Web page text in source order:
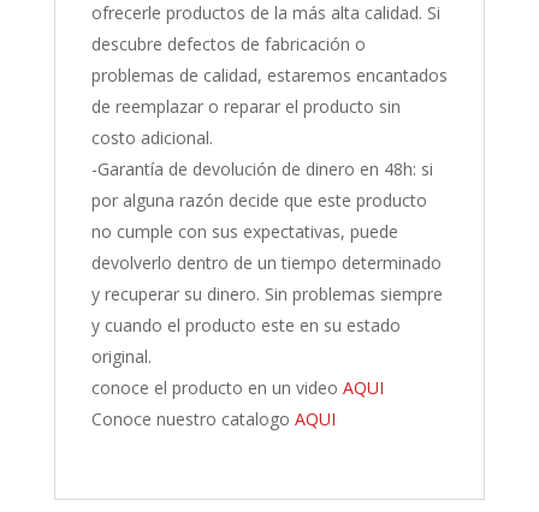
ofrecerle productos de la más alta calidad. Si
descubre defectos de fabricación o
problemas de calidad, estaremos encantados
de reemplazar o reparar el producto sin
costo adicional.
-Garantía de devolución de dinero en 48h: si
por alguna razón decide que este producto
no cumple con sus expectativas, puede
devolverlo dentro de un tiempo determinado
y recuperar su dinero. Sin problemas siempre
y cuando el producto este en su estado
original.
conoce el producto en un video AQUI
Conoce nuestro catalogo AQUI